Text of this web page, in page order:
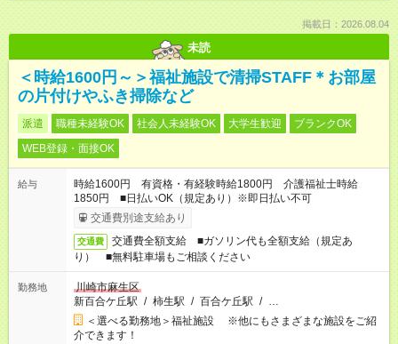
掲載日：2026.08.04
未読
＜時給1600円～＞福祉施設で清掃STAFF＊お部屋
の片付けやふき掃除など
派遣 職種未経験OK 社会人未経験OK 大学生歓迎
ブランクOK
WEB登録・面接OK
給与
時給1600円 有資格・有経験時給1800円 介護福祉士時給
1850円 ■日払いOK（規定あり）※即日払い不可
交通費別途支給あり
交通費
交通費全額支給 ■ガソリン代も全額支給（規定あ
り） ■無料駐車場もご相談ください
勤務地
川崎市麻生区
新百合ケ丘駅 / 柿生駅 / 百合ケ丘駅 / …
＜選べる勤務地＞福祉施設 ※他にもさまざまな施設をご紹
介できます！